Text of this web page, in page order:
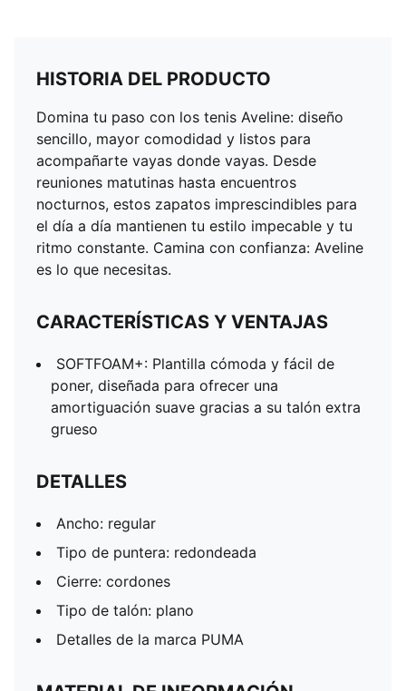
HISTORIA DEL PRODUCTO
Domina tu paso con los tenis Aveline: diseño
sencillo, mayor comodidad y listos para
acompañarte vayas donde vayas. Desde
reuniones matutinas hasta encuentros
nocturnos, estos zapatos imprescindibles para
el día a día mantienen tu estilo impecable y tu
ritmo constante. Camina con confianza: Aveline
es lo que necesitas.
CARACTERÍSTICAS Y VENTAJAS
SOFTFOAM+: Plantilla cómoda y fácil de
poner, diseñada para ofrecer una
amortiguación suave gracias a su talón extra
grueso
DETALLES
Ancho: regular
Tipo de puntera: redondeada
Cierre: cordones
Tipo de talón: plano
Detalles de la marca PUMA